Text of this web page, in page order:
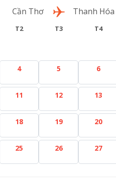
Cần Thơ Thanh Hóa
T2 T3 T4
4 5 6
11 12 13
18 19 20
25 26 27